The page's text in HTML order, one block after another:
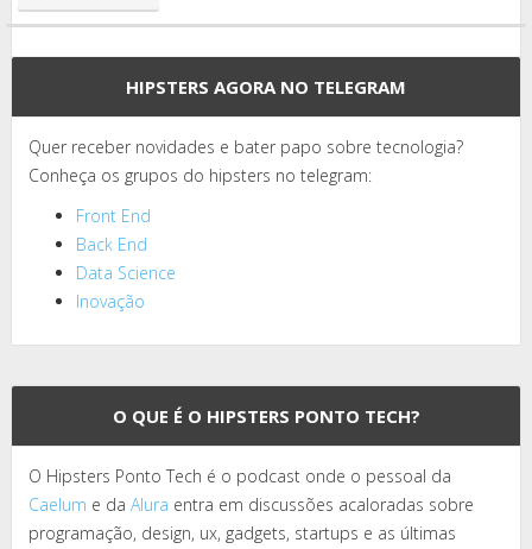
HIPSTERS AGORA NO TELEGRAM
Quer receber novidades e bater papo sobre tecnologia?
Conheça os grupos do hipsters no telegram:
Front End
Back End
Data Science
Inovação
O QUE É O HIPSTERS PONTO TECH?
O Hipsters Ponto Tech é o podcast onde o pessoal da
Caelum e da Alura entra em discussões acaloradas sobre
programação, design, ux, gadgets, startups e as últimas